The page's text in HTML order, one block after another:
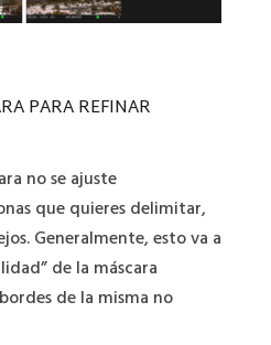
PARA REFINAR
no se ajuste
que quieres delimitar,
Generalmente, esto va a
de la máscara
de la misma no